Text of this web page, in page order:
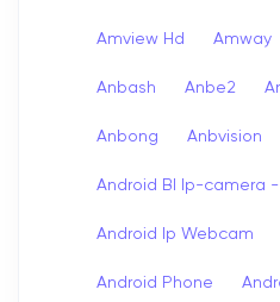
Amview Hd Amway
Anbash Anbe2
Anbong Anbvision
Android Bl Ip-camera -
Android Ip Webcam
Android Phone